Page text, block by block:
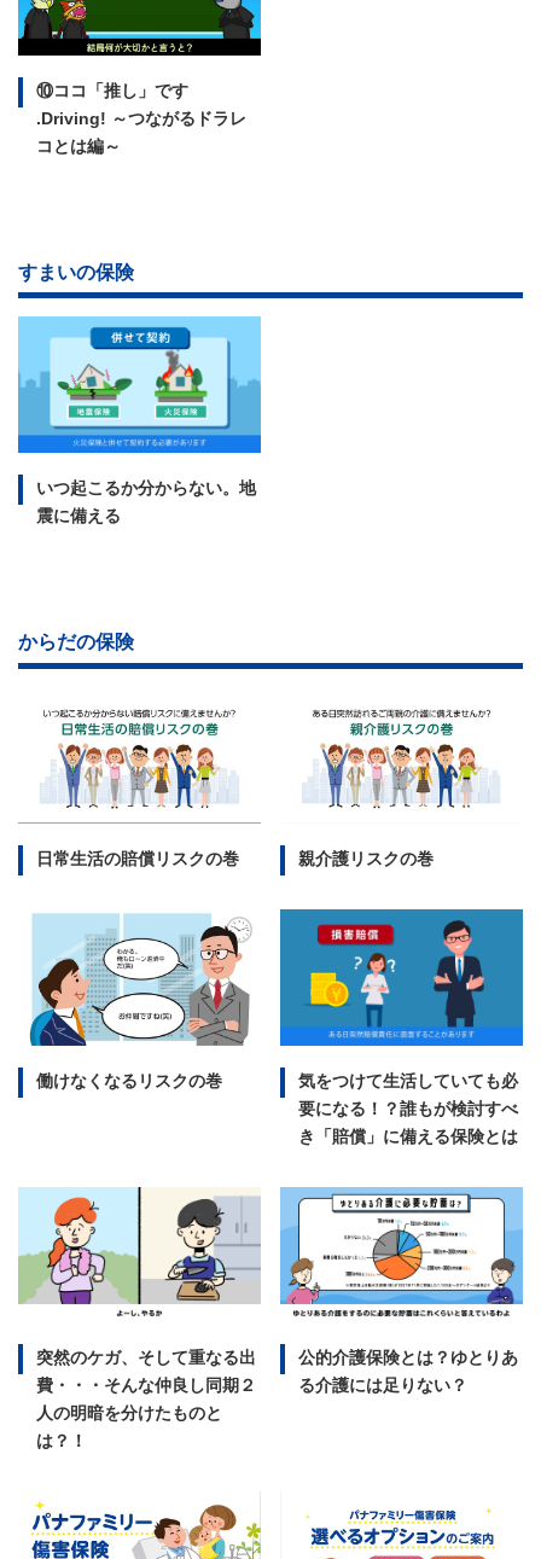
⑩ココ「推し」です
.Driving! ～つながるドラレ
コとは編～
すまいの保険
いつ起こるか分からない。 地
震に備える
からだの保険
日常生活の賠償リスクの巻 親介護リスクの巻
働けなくなるリスクの巻
気をつけて生活していても必
要になる！？誰もが検討すべ
き「賠償」に備える保険とは
突然のケガ、そして重なる出
費・・・そんな仲良し同期２
人の明暗を分けたものと
は？！
公的介護保険とは？ゆとりあ
る介護には足りない？